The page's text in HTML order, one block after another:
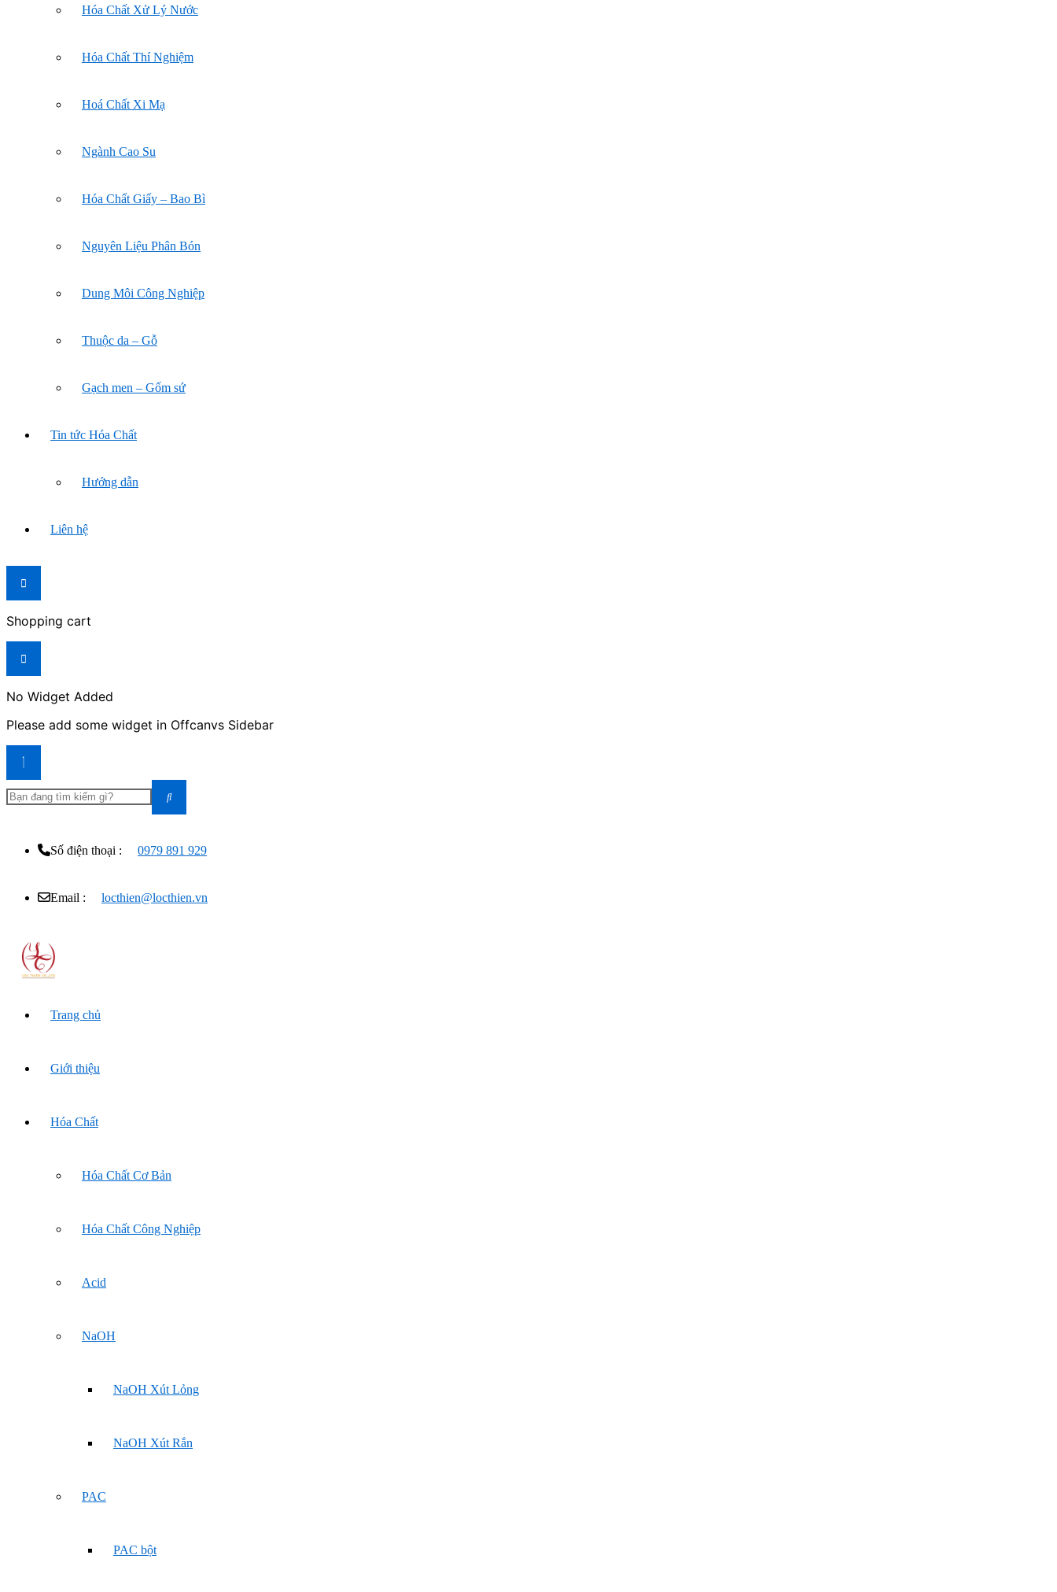
Hóa Chất Xử Lý Nước
Hóa Chất Thí Nghiệm
Hoá Chất Xi Mạ
Ngành Cao Su
Hóa Chất Giấy – Bao Bì
Nguyên Liệu Phân Bón
Dung Môi Công Nghiệp
Thuộc da – Gỗ
Gạch men – Gốm sứ
Tin tức Hóa Chất
Hướng dẫn
Liên hệ
Shopping cart
No Widget Added
Please add some widget in Offcanvs Sidebar
Số điện thoại : 0979 891 929
Email : locthien@locthien.vn
Trang chủ
Giới thiệu
Hóa Chất
Hóa Chất Cơ Bản
Hóa Chất Công Nghiệp
Acid
NaOH
NaOH Xút Lỏng
NaOH Xút Rắn
PAC
PAC bột